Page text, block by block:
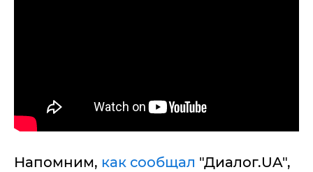
Напомним, как сообщал "Диалог.UA",